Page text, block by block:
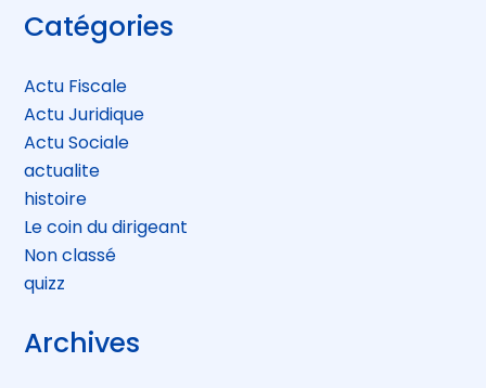
Blog
sidebar
Catégories
Actu Fiscale
Actu Juridique
Actu Sociale
actualite
histoire
Le coin du dirigeant
Non classé
quizz
Archives